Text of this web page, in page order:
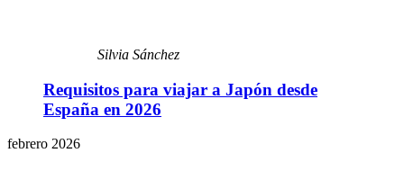
Silvia Sánchez
Requisitos para viajar a Japón desde
España en 2026
febrero 2026